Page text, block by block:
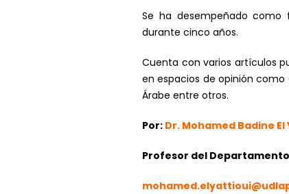
Se ha desempeñado como
durante cinco años.
Cuenta con varios artículos
en espacios de opinión como
Árabe entre otros.
Por: Dr. Mohamed Badine
Profesor del Departamento